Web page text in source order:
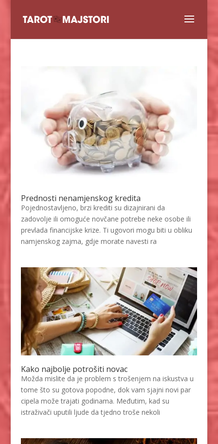
Prednosti nenamjenskog kredita
Pojednostavljeno, brzi krediti su dizajnirani da
zadovolje ili omoguće novčane potrebe neke osobe ili
prevlada financijske krize. Ti ugovori mogu biti u obliku
namjenskog zajma, gdje morate navesti ra
Kako najbolje potrošiti novac
Možda mislite da je problem s trošenjem na iskustva u
tome što su gotova popodne, dok vam sjajni novi par
cipela može trajati godinama. Međutim, kad su
istraživači uputili ljude da tjedno troše nekoli